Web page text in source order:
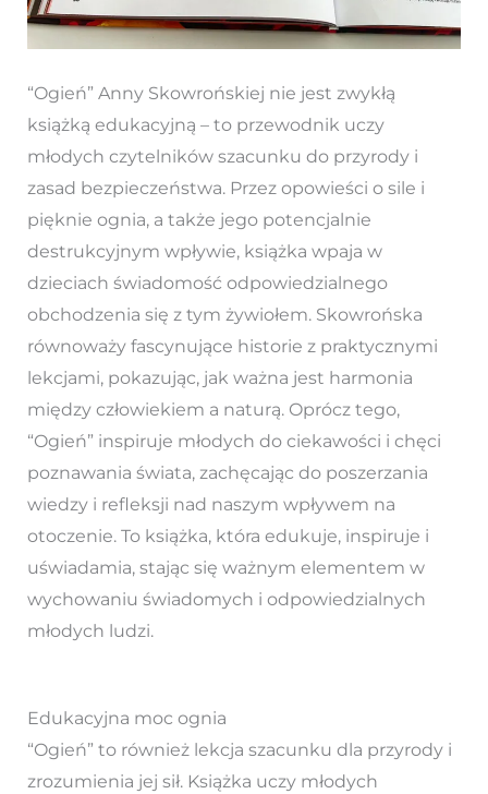
“Ogień” Anny Skowrońskiej nie jest zwykłą
książką edukacyjną – to przewodnik uczy
młodych czytelników szacunku do przyrody i
zasad bezpieczeństwa. Przez opowieści o sile i
pięknie ognia, a także jego potencjalnie
destrukcyjnym wpływie, książka wpaja w
dzieciach świadomość odpowiedzialnego
obchodzenia się z tym żywiołem. Skowrońska
równoważy fascynujące historie z praktycznymi
lekcjami, pokazując, jak ważna jest harmonia
między człowiekiem a naturą. Oprócz tego,
“Ogień” inspiruje młodych do ciekawości i chęci
poznawania świata, zachęcając do poszerzania
wiedzy i refleksji nad naszym wpływem na
otoczenie. To książka, która edukuje, inspiruje i
uświadamia, stając się ważnym elementem w
wychowaniu świadomych i odpowiedzialnych
młodych ludzi.
Edukacyjna moc ognia
“Ogień” to również lekcja szacunku dla przyrody i
zrozumienia jej sił. Książka uczy młodych